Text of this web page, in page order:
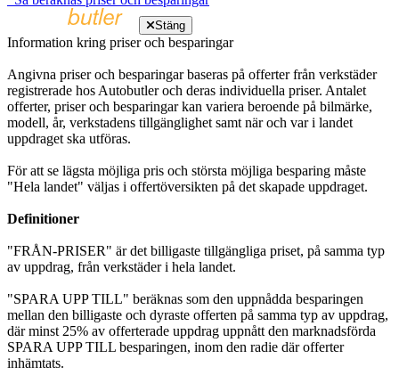
Stäng
Information kring priser och besparingar
Angivna priser och besparingar baseras på offerter från verkstäder
registrerade hos Autobutler och deras individuella priser. Antalet
offerter, priser och besparingar kan variera beroende på bilmärke,
modell, år, verkstadens tillgänglighet samt när och var i landet
uppdraget ska utföras.
För att se lägsta möjliga pris och största möjliga besparing måste
"Hela landet" väljas i offertöversikten på det skapade uppdraget.
Definitioner
"FRÅN-PRISER" är det billigaste tillgängliga priset, på samma typ
av uppdrag, från verkstäder i hela landet.
"SPARA UPP TILL" beräknas som den uppnådda besparingen
mellan den billigaste och dyraste offerten på samma typ av uppdrag,
där minst 25% av offerterade uppdrag uppnått den marknadsförda
SPARA UPP TILL besparingen, inom den radie där offerter
inhämtats.